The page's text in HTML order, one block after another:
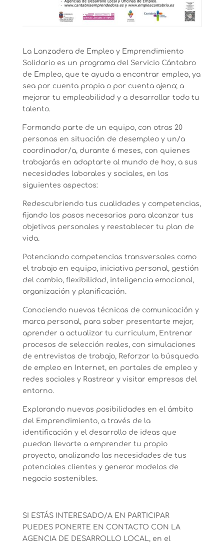
La Lanzadera de Empleo y Emprendimiento
Solidario es un programa del Servicio Cántabro
de Empleo, que te ayuda a encontrar empleo, ya
sea por cuenta propia o por cuenta ajena; a
mejorar tu empleabilidad y a desarrollar todo tu
talento.
Formando parte de un equipo, con otras 20
personas en situación de desempleo y un/a
coordinador/a, durante 6 meses, con quienes
trabajarás en adaptarte al mundo de hoy, a sus
necesidades laborales y sociales, en los
siguientes aspectos:
Redescubriendo tus cualidades y competencias,
fijando los pasos necesarios para alcanzar tus
objetivos personales y reestablecer tu plan de
vida.
Potenciando competencias transversales como
el trabajo en equipo, iniciativa personal, gestión
del cambio, flexibilidad, inteligencia emocional,
organización y planificación.
Conociendo nuevas técnicas de comunicación y
marca personal, para saber presentarte mejor,
aprender a actualizar tu curriculum, Entrenar
procesos de selección reales, con simulaciones
de entrevistas de trabajo, Reforzar la búsqueda
de empleo en Internet, en portales de empleo y
redes sociales y Rastrear y visitar empresas del
entorno.
Explorando nuevas posibilidades en el ámbito
del Emprendimiento, a través de la
identificación y el desarrollo de ideas que
puedan llevarte a emprender tu propio
proyecto, analizando las necesidades de tus
potenciales clientes y generar modelos de
negocio sostenibles.
SI ESTÁS INTERESADO/A EN PARTICIPAR
PUEDES PONERTE EN CONTACTO CON LA
AGENCIA DE DESARROLLO LOCAL, en el